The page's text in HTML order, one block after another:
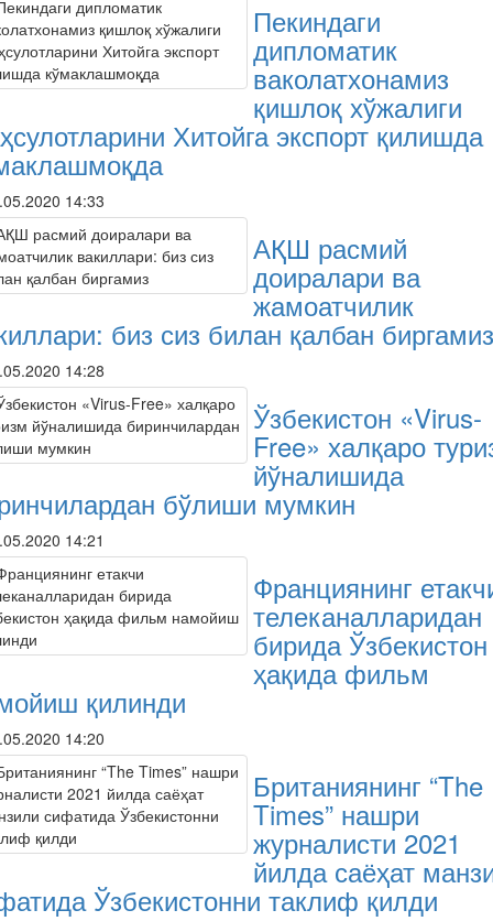
Пекиндаги
дипломатик
ваколатхонамиз
қишлоқ хўжалиги
Хитойга экспорт қилишда
14:33
АҚШ расмий
доиралари ва
жамоатчилик
биз сиз билан қалбан биргамиз
14:28
Ўзбекистон «Virus-
Free» халқаро
йўналишида
бўлиши мумкин
14:21
Франциянинг
телеканалларидан
бирида Ўзбекистон
ҳақида фильм
қилинди
14:20
Британиянинг “The
Times” нашри
журналисти 2021
йилда саёҳат
Ўзбекистонни таклиф қилди